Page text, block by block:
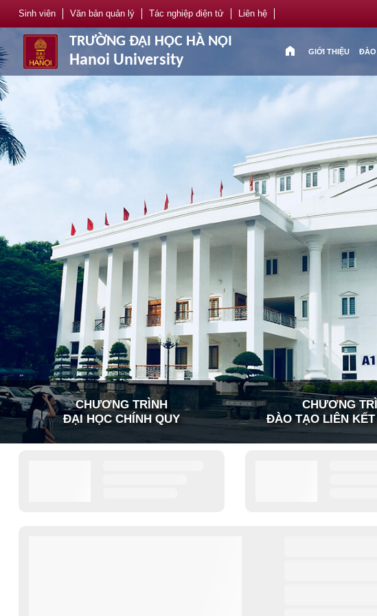
Sinh viên Văn bản quản lý Tác nghiệp điện tử Liên hệ
TRƯỜNG ĐẠI HỌC HÀ NỘI
Hanoi University
home GIỚI THIỆU ĐÀO
CHƯƠNG TRÌNH
ĐẠI HỌC CHÍNH QUY
CHƯƠNG
ĐÀO TẠO LIÊN KẾT